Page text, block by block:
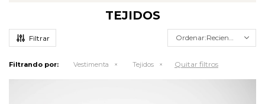
TEJIDOS
Recientes
Filtrando por: Vestimenta Tejidos Quitar filtros